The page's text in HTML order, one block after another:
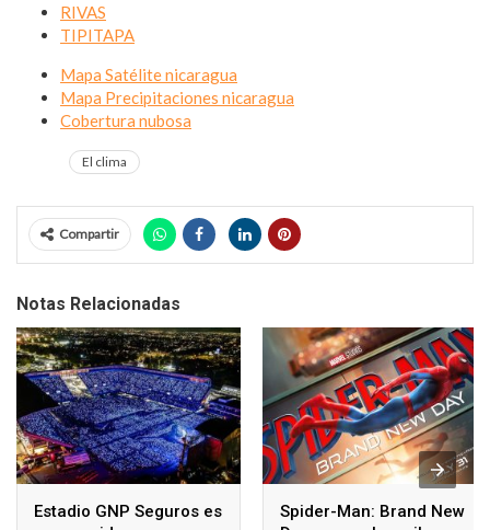
RIVAS
TIPITAPA
Mapa Satélitenicaragua
Mapa Precipitaciones nicaragua
Cobertura nubosa
El clima
Compartir
Notas Relacionadas
Estadio GNP Seguros es
Spider-Man: Brand New